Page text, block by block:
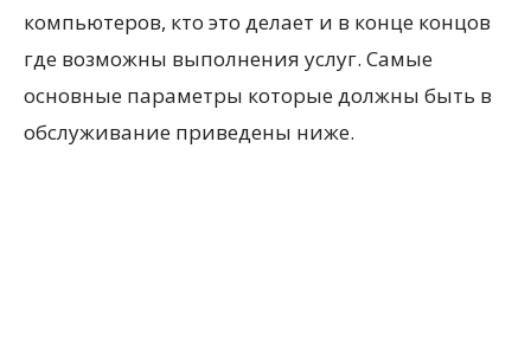
компьютеров, кто это делает и в конце концов
где возможны выполнения услуг. Самые
основные параметры которые должны быть в
обслуживание приведены ниже.